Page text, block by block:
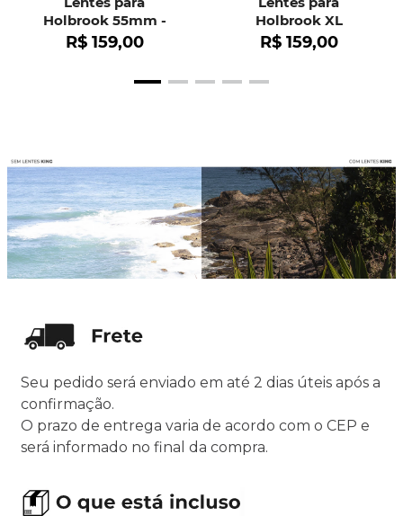
Holbrook 55mm -
OO9102
R$ 159,00
Holbrook XL
R$ 159,00
Seu pedido será enviado em até 2 dias úteis após a
confirmação.
O prazo de entrega varia de acordo com o CEP e
será informado no final da compra.